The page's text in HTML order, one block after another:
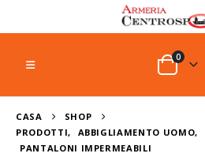
0
CASA
SHOP
PRODOTTI, ABBIGLIAMENTO UOMO,
PANTALONI IMPERMEABILI